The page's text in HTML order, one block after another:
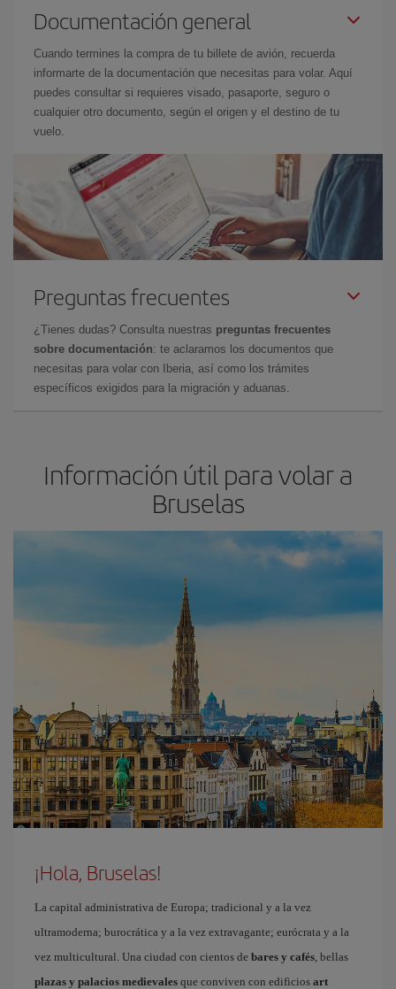
Documentación general
Cuando termines la compra de tu billete de avión, recuerda
informarte de la documentación que necesitas para volar. Aquí
puedes consultar si requieres visado, pasaporte, seguro o
cualquier otro documento, según el origen y el destino de tu
vuelo.
Preguntas frecuentes
¿Tienes dudas? Consulta nuestras preguntas frecuentes
sobre documentación: te aclaramos los documentos que
necesitas para volar con Iberia, así como los trámites
específicos exigidos para la migración y aduanas.
Información útil para volar a
Bruselas
¡Hola, Bruselas!
La capital administrativa de Europa; tradicional y a la vez
ultramoderna; burocrática y a la vez extravagante; eurócrata y a la
vez multicultural. Una ciudad con cientos de bares y cafés, bellas
plazas y palacios medievales que conviven con edificios art